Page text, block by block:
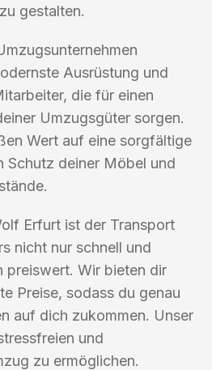
gestalten.
Ausrüstung und
die für einen
Umzugsgüter sorgen.
Wert auf eine sorgfältige
Schutz deiner Möbel und
Erfurt ist der Transport
nicht nur schnell und
preiswert. Wir bieten dir
Preise, sodass du genau
auf dich zukommen. Unser
und
zu ermöglichen.